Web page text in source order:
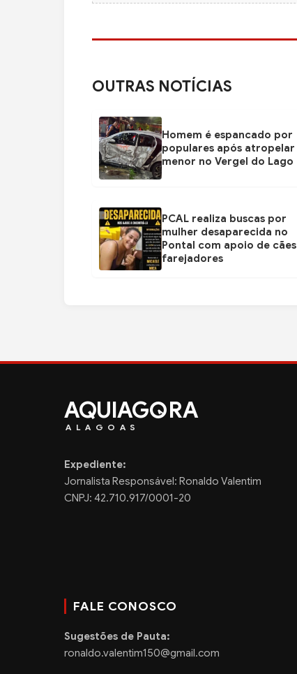
OUTRAS NOTÍCIAS
Homem é espancado por
populares após atropelar
menor no Vergel do Lago
PCAL realiza buscas por
mulher desaparecida no
Pontal com apoio de cães
farejadores
AQUIAG RA
ALAGOAS
Expediente:
Jornalista Responsável: Ronaldo Valentim
CNPJ: 42.710.917/0001-20
FALE CONOSCO
Sugestões de Pauta:
ronaldo.valentim150@gmail.com